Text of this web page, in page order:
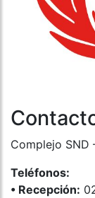
Complejo SND
Teléfonos:
•⁠ ⁠Recepción: